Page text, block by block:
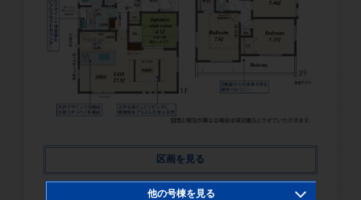
区画を見る
他の号棟を見る